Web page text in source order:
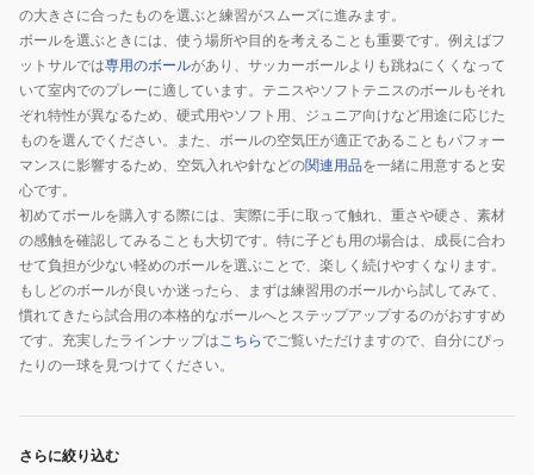
カ
ボ
ー
ル
9426352
LPBBWTT5SI18
の大きさに合ったものを選ぶと練習がスムーズに進みます。
ボールを選ぶときには、使う場所や目的を考えることも重要です。例えばフ
ットサルでは専用のボールがあり、サッカーボールよりも跳ねにくくなって
いて室内でのプレーに適しています。テニスやソフトテニスのボールもそれ
ぞれ特性が異なるため、硬式用やソフト用、ジュニア向けなど用途に応じた
ものを選んでください。また、ボールの空気圧が適正であることもパフォー
マンスに影響するため、空気入れや針などの関連用品を一緒に用意すると安
心です。
初めてボールを購入する際には、実際に手に取って触れ、重さや硬さ、素材
の感触を確認してみることも大切です。特に子ども用の場合は、成長に合わ
せて負担が少ない軽めのボールを選ぶことで、楽しく続けやすくなります。
もしどのボールが良いか迷ったら、まずは練習用のボールから試してみて、
慣れてきたら試合用の本格的なボールへとステップアップするのがおすすめ
です。充実したラインナップはこちらでご覧いただけますので、自分にぴっ
たりの一球を見つけてください。
さらに絞り込む